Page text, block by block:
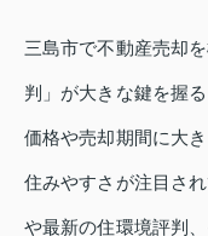
三島市で不動産売却
判」が大きな鍵を握
価格や売却期間に大
住みやすさが注目さ
や最新の住環境評判